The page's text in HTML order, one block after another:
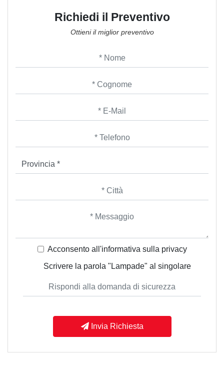
Richiedi il Preventivo
Ottieni il miglior preventivo
Acconsento all'informativa sulla privacy
Scrivere la parola "Lampade" al singolare
Invia Richiesta